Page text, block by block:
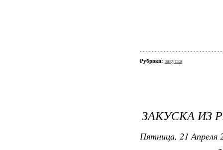
Рубрики: закуска
ЗАКУСКА ИЗ
Пятница, 21 Апреля